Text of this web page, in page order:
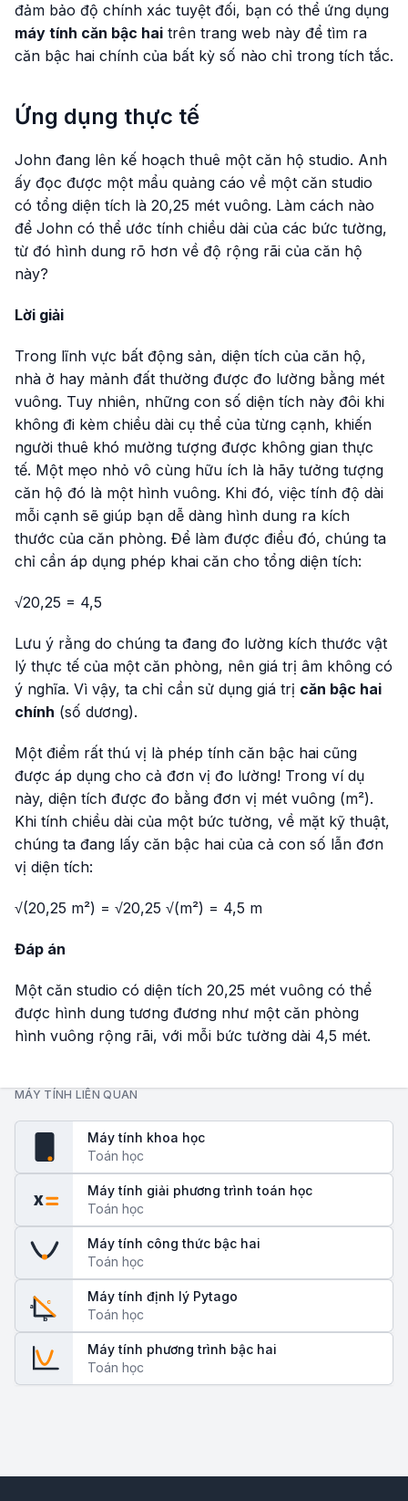
đảm bảo độ chính xác tuyệt đối, bạn có thể ứng dụng
máy tính căn bậc hai trên trang web này để tìm ra
căn bậc hai chính của bất kỳ số nào chỉ trong tích tắc.
Ứng dụng thực tế
John đang lên kế hoạch thuê một căn hộ studio. Anh
ấy đọc được một mẩu quảng cáo về một căn studio
có tổng diện tích là 20,25 mét vuông. Làm cách nào
để John có thể ước tính chiều dài của các bức tường,
từ đó hình dung rõ hơn về độ rộng rãi của căn hộ
này?
Lời giải
Trong lĩnh vực bất động sản, diện tích của căn hộ,
nhà ở hay mảnh đất thường được đo lường bằng mét
vuông. Tuy nhiên, những con số diện tích này đôi khi
không đi kèm chiều dài cụ thể của từng cạnh, khiến
người thuê khó mường tượng được không gian thực
tế. Một mẹo nhỏ vô cùng hữu ích là hãy tưởng tượng
căn hộ đó là một hình vuông. Khi đó, việc tính độ dài
mỗi cạnh sẽ giúp bạn dễ dàng hình dung ra kích
thước của căn phòng. Để làm được điều đó, chúng ta
chỉ cần áp dụng phép khai căn cho tổng diện tích:
√20,25 = 4,5
Lưu ý rằng do chúng ta đang đo lường kích thước vật
lý thực tế của một căn phòng, nên giá trị âm không có
ý nghĩa. Vì vậy, ta chỉ cần sử dụng giá trị căn bậc hai
chính (số dương).
Một điểm rất thú vị là phép tính căn bậc hai cũng
được áp dụng cho cả đơn vị đo lường! Trong ví dụ
này, diện tích được đo bằng đơn vị mét vuông (m²).
Khi tính chiều dài của một bức tường, về mặt kỹ thuật,
chúng ta đang lấy căn bậc hai của cả con số lẫn đơn
vị diện tích:
√(20,25 m²) = √20,25 √(m²) = 4,5 m
Đáp án
Một căn studio có diện tích 20,25 mét vuông có thể
được hình dung tương đương như một căn phòng
hình vuông rộng rãi, với mỗi bức tường dài 4,5 mét.
MÁY TÍNH LIÊN QUAN
Máy tính khoa học
Toán học
x
Máy tính giải phương trình toán học
Toán học
Máy tính công thức bậc hai
Toán học
a
b
c
Máy tính định lý Pytago
Toán học
Máy tính phương trình bậc hai
Toán học